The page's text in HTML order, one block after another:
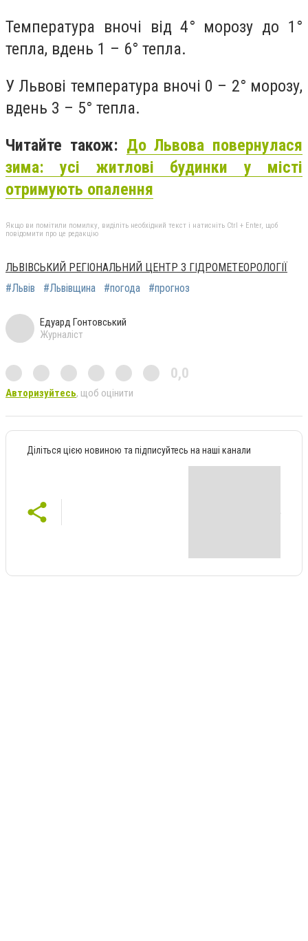
Температура вночі від 4° морозу до 1°
тепла, вдень 1 – 6° тепла.
У Львові температура вночі 0 – 2° морозу,
вдень 3 – 5° тепла.
Читайте також: До Львова повернулася
зима: усі житлові будинки у місті
отримують опалення
Якщо ви помітили помилку, виділіть необхідний текст і натисніть Ctrl + Enter, щоб
повідомити про це редакцію
ЛЬВІВСЬКИЙ РЕГІОНАЛЬНИЙ ЦЕНТР З ГІДРОМЕТЕОРОЛОГІЇ
#Львів
#Львівщина #погода #прогноз
Едуард Гонтовський
Журналіст
0,0
Авторизуйтесь, щоб оцінити
Діліться цією новиною та підписуйтесь на наші канали